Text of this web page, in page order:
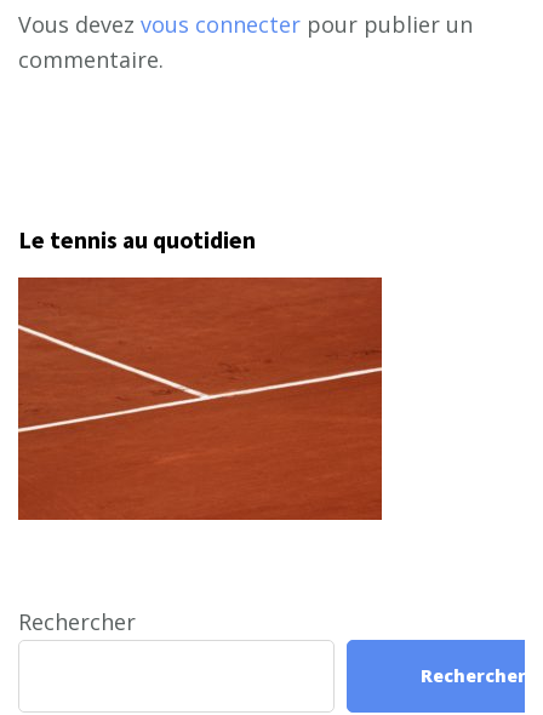
Vous devez vous connecter pour publier un
commentaire.
Le tennis au quotidien
Rechercher
Rechercher